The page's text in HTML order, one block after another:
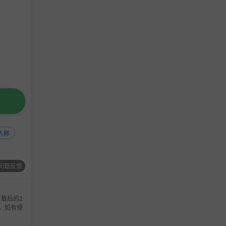
护卫
称
题反馈
后的2
如有侵